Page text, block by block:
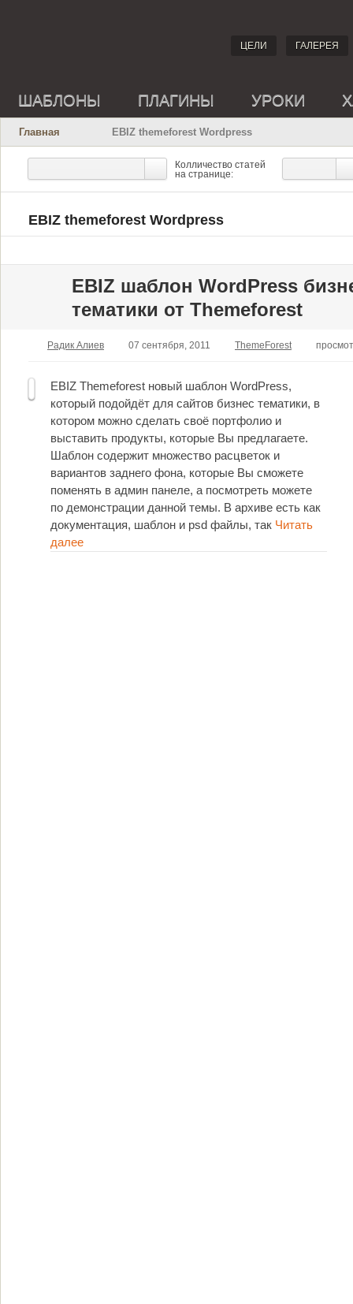
ЦЕЛИ ГАЛЕРЕЯ
ШАБЛОНЫ ПЛАГИНЫ УРОКИ
Главная EBIZ themeforest Wordpress
Колличество статей
на странице:
EBIZ themeforest Wordpress
EBIZ шаблон WordPress
тематики от Themeforest
Радик Алиев 07 сентября, 2011 ThemeForest
EBIZ Themeforest новый шаблон WordPress,
который подойдёт для сайтов бизнес тематики, в
котором можно сделать своё портфолио и
выставить продукты, которые Вы предлагаете.
Шаблон содержит множество расцветок и
вариантов заднего фона, которые Вы сможете
поменять в админ панеле, а посмотреть можете
по демонстрации данной темы. В архиве есть как
документация, шаблон и psd файлы, так Читать
далее